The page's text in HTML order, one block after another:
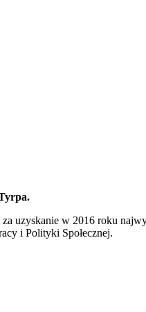
uzyskanie w 2016 roku
i Polityki Społecznej.